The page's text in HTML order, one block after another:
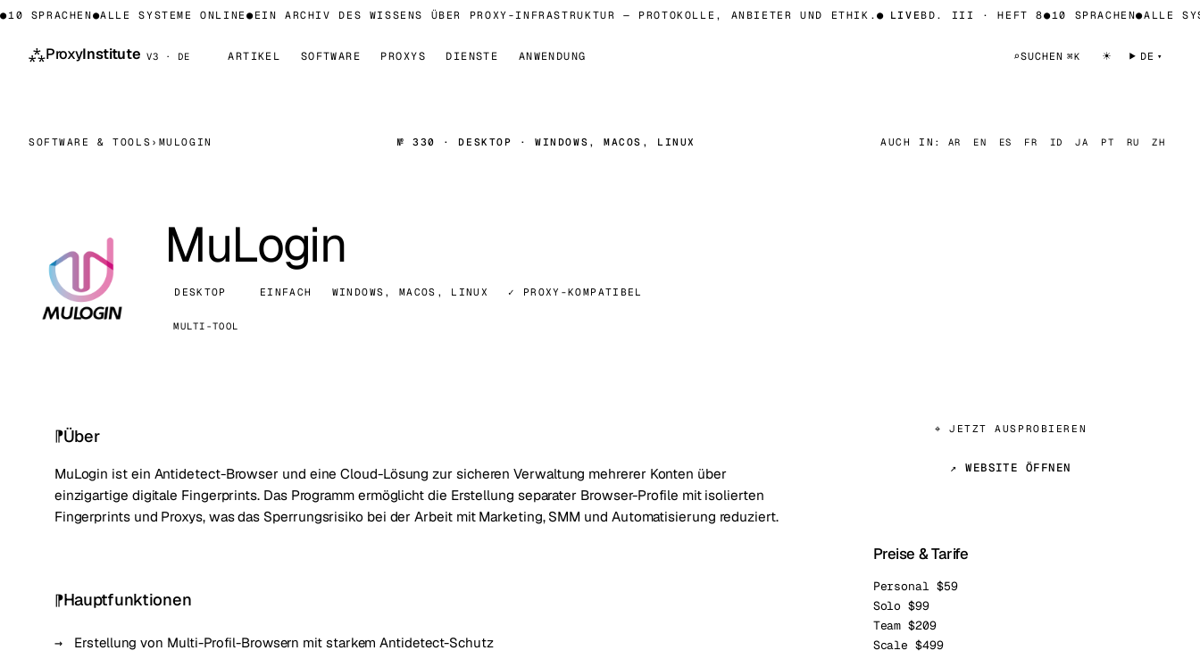
SPRACHEN●ALLE SYSTEME ONLINE ●EIN ARCHIV DES WISSENS ÜBER PROXY-INFRASTRUKTUR — PROTOKOLLE, ANBIETER UND ETHIK.● LIVEBD. III · HEFT 8 ●10 SPRACHEN●ALLE
⁂ProxyInstitute V3 · DE ARTIKEL SOFTWARE PROXYS DIENSTE ANWENDUNG ⌕SUCHEN ⌘K ☀ DE
SOFTWARE & TOOLS › MULOGIN № 330 · DESKTOP · WINDOWS, MACOS, LINUX AUCH IN: AR EN ES FR ID JA PT RU ZH
MuLogin
DESKTOP EINFACH WINDOWS, MACOS, LINUX ✓ PROXY-KOMPATIBEL
MULTI-TOOL
Über
MuLogin ist ein Antidetect-Browser und eine Cloud-Lösung zur sicheren Verwaltung mehrerer Konten über
einzigartige digitale Fingerprints. Das Programm ermöglicht die Erstellung separater Browser-Profile mit isolierten
Fingerprints und Proxys, was das Sperrungsrisiko bei der Arbeit mit Marketing, SMM und Automatisierung reduziert.
Hauptfunktionen
Erstellung von Multi-Profil-Browsern mit starkem Antidetect-Schutz
⌖ JETZT AUSPROBIEREN
↗ WEBSITE ÖFFNEN
Preise & Tarife
Personal $59
Solo $99
Team $209
Scale $499